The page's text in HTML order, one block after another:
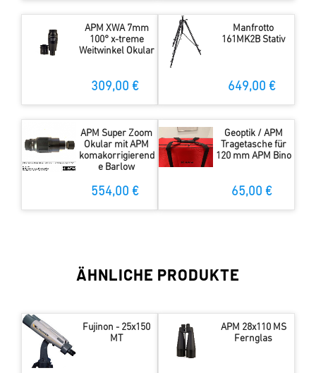
APM XWA 7mm
100° x-treme
Weitwinkel Okular
309,00 €
Manfrotto
161MK2B Stativ
649,00 €
APM Super Zoom
Okular mit APM
komakorrigierend
e Barlow
554,00 €
Geoptik / APM
Tragetasche für
120 mm APM Bino
65,00 €
ÄHNLICHE PRODUKTE
Fujinon - 25x150
MT
APM 28x110 MS
Fernglas